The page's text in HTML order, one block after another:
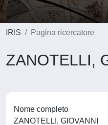
IRIS Pagina ricercatore
ZANOTELLI,
Nome completo
ZANOTELLI, GIOVANNI